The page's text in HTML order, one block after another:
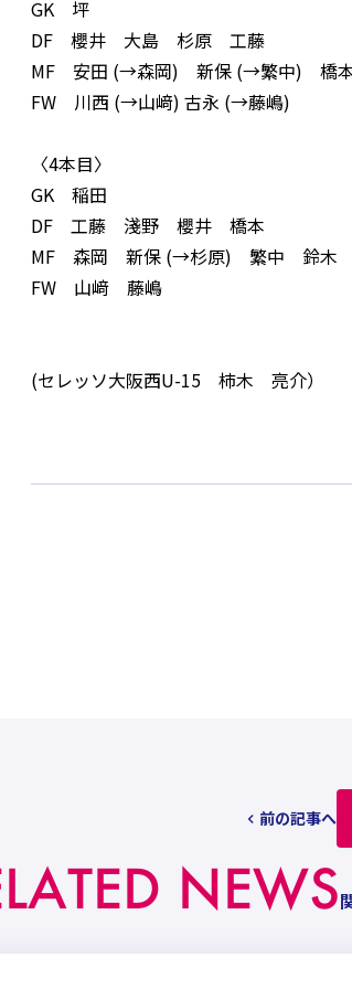
GK 坪
DF 櫻井 大島 杉原 工藤
MF 安田 (→森岡) 新保 (→繁中) 橋
FW 川西 (→山﨑) 古永 (→藤嶋)
〈4本目〉
GK 稲田
DF 工藤 淺野 櫻井 橋本
MF 森岡 新保 (→杉原) 繁中 鈴木
FW 山﨑 藤嶋
(セレッソ大阪西U-15 柿木 亮介）
前の記事へ
NEWS